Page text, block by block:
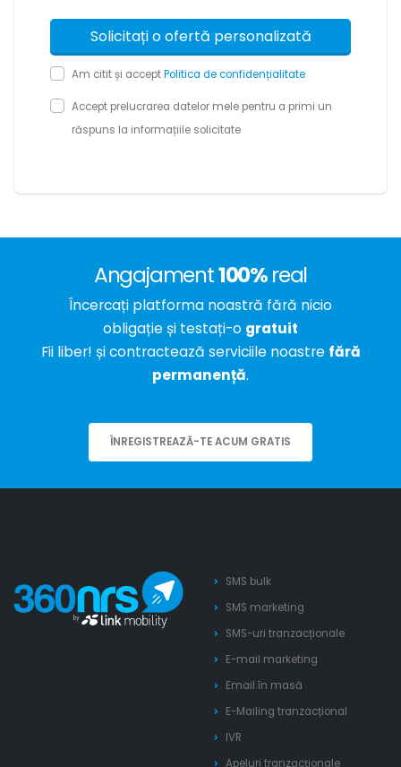
Am citit și acceptPolitica de confidențialitate
Accept prelucrarea datelor mele pentru a primi un
răspuns la informațiile solicitate
Angajament100%real
Încercați platforma noastră fără nicio
obligație și testați-o gratuit
Fii liber! și contractează serviciile noastre fără
permanență.
ÎNREGISTREAZĂ-TE ACUM GRATIS
SMS bulk
SMS marketing
SMS-uri tranzacționale
E-mail marketing
Email în masă
E-Mailing tranzacțional
IVR
Apeluri tranzacționale